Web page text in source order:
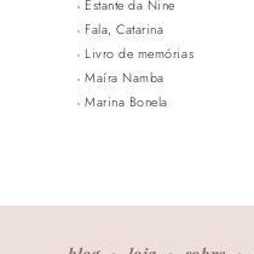
Estante da Nine
Fala, Catarina
Livro de memórias
Maíra Namba
Marina Bonela